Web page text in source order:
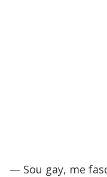
— Sou gay, me